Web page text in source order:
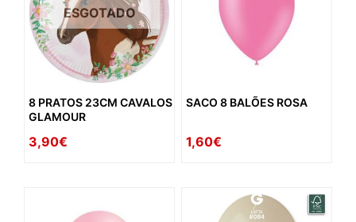
ESGOTADO
8 PRATOS 23CM CAVALOS
GLAMOUR
3,90€
SACO 8 BALÕES ROSA
1,60€